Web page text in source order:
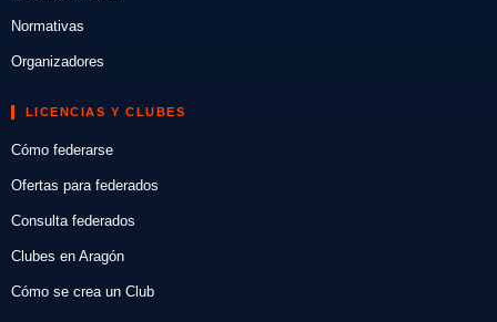
Normativas
Organizadores
LICENCIAS Y CLUBES
Cómo federarse
Ofertas para federados
Consulta federados
Clubes en Aragón
Cómo se crea un Club